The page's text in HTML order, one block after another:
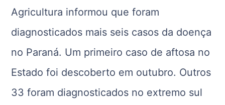
Agricultura informou que foram
diagnosticados mais seis casos da doença
no Paraná. Um primeiro caso de aftosa no
Estado foi descoberto em outubro. Outros
33 foram diagnosticados no extremo sul